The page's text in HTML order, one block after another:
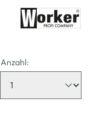
Anzahl: